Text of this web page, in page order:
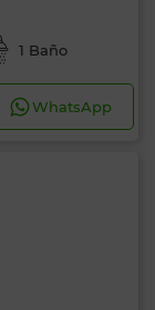
1 Baño
WhatsApp